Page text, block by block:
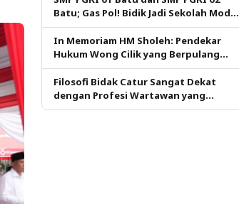
Batu; Gas Pol! Bidik Jadi Sekolah Model
PM dan KKA Pertama di Kota Batu
In Memoriam HM Sholeh: Pendekar
Hukum Wong Cilik yang Berpulang
dalam Ketulusan
Filosofi Bidak Catur Sangat Dekat
dengan Profesi Wartawan yang
Dituntut Berpikir Kritis